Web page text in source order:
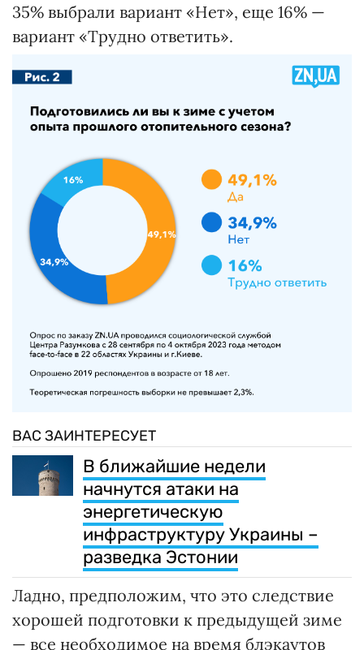
35% выбрали вариант «Нет», еще 16% —
вариант «Трудно ответить».
ВАС ЗАИНТЕРЕСУЕТ
В ближайшие недели
начнутся атаки на
энергетическую
инфраструктуру Украины –
разведка Эстонии
Ладно, предположим, что это следствие
хорошей подготовки к предыдущей зиме
— все необходимое на время блэкаутов